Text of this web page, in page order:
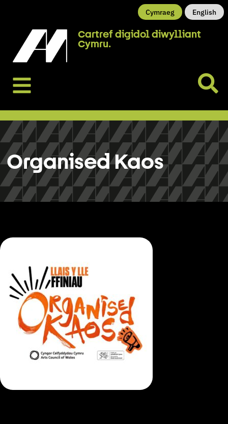
Cymraeg English
Cartref digidol diwylliant
Cymru.
Organised Kaos